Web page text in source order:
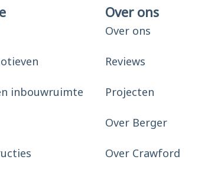
inbouwruimte
Over ons
Over ons
Reviews
Projecten
Over Berger
Over Crawford